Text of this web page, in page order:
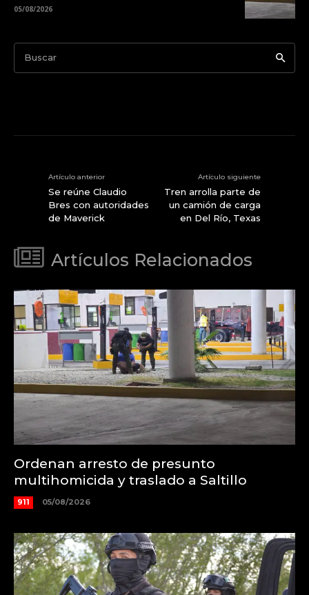
05/08/2026
Buscar
Artículo anterior
Se reúne Claudio
Bres con autoridades
de Maverick
Artículo siguiente
Tren arrolla parte de
un camión de carga
en Del Río, Texas
Artículos Relacionados
Ordenan arresto de presunto
multihomicida y traslado a Saltillo
911 05/08/2026